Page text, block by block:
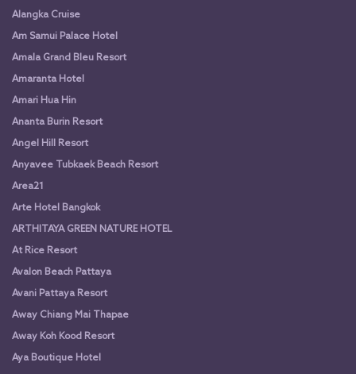
Alangka Cruise
Am Samui Palace Hotel
Amala Grand Bleu Resort
Amaranta Hotel
Amari Hua Hin
Ananta Burin Resort
Angel Hill Resort
Anyavee Tubkaek Beach Resort
Area21
Arte Hotel Bangkok
ARTHITAYA GREEN NATURE HOTEL
At Rice Resort
Avalon Beach Pattaya
Avani Pattaya Resort
Away Chiang Mai Thapae
Away Koh Kood Resort
Aya Boutique Hotel